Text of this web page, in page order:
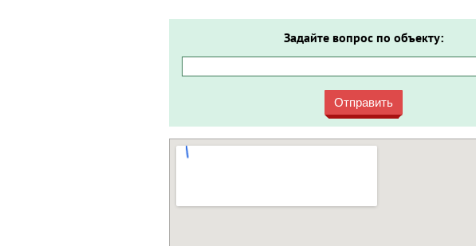
Задайте вопрос по объекту:
Отправить